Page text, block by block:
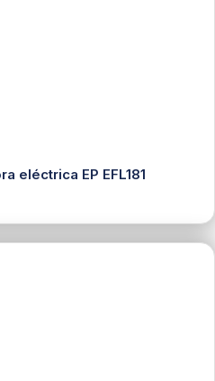
eléctrica EP EFL181